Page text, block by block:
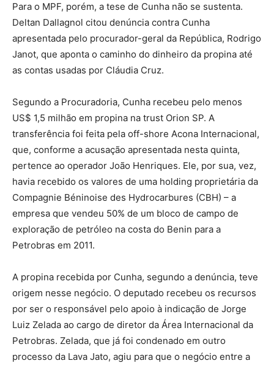
Para o MPF, porém, a tese de Cunha não se sustenta.
Deltan Dallagnol citou denúncia contra Cunha
apresentada pelo procurador-geral da República, Rodrigo
Janot, que aponta o caminho do dinheiro da propina até
as contas usadas por Cláudia Cruz.
Segundo a Procuradoria, Cunha recebeu pelo menos
US$ 1,5 milhão em propina na trust Orion SP. A
transferência foi feita pela off-shore Acona Internacional,
que, conforme a acusação apresentada nesta quinta,
pertence ao operador João Henriques. Ele, por sua, vez,
havia recebido os valores de uma holding proprietária da
Compagnie Béninoise des Hydrocarbures (CBH) – a
empresa que vendeu 50% de um bloco de campo de
exploração de petróleo na costa do Benin para a
Petrobras em 2011.
A propina recebida por Cunha, segundo a denúncia, teve
origem nesse negócio. O deputado recebeu os recursos
por ser o responsável pelo apoio à indicação de Jorge
Luiz Zelada ao cargo de diretor da Área Internacional da
Petrobras. Zelada, que já foi condenado em outro
processo da Lava Jato, agiu para que o negócio entre a